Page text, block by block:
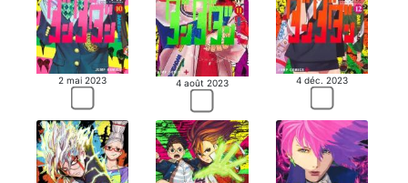
2 mai 2023 4 août 2023 4 déc. 2023